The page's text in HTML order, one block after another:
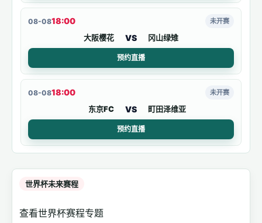
08-0818:00
大阪樱花 VS 冈山绿雉
未开赛
预约直播
08-0818:00
东京FC VS 町田泽维亚
未开赛
预约直播
世界杯未来赛程
查看世界杯赛程专题